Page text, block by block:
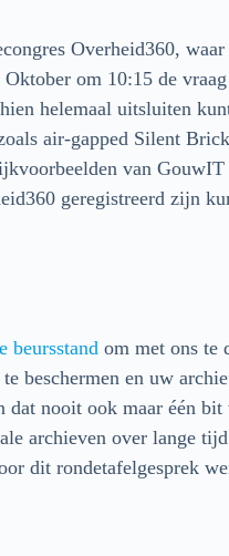
Overheid360,
om 10:15 de
helemaal uitsluiten
air-gapped Silent
van GouwIT
geregistreerd zijn
beursstand om met ons te
beschermen en uw
nooit ook maar één bit
archieven over lange
dit rondetafelgesprek